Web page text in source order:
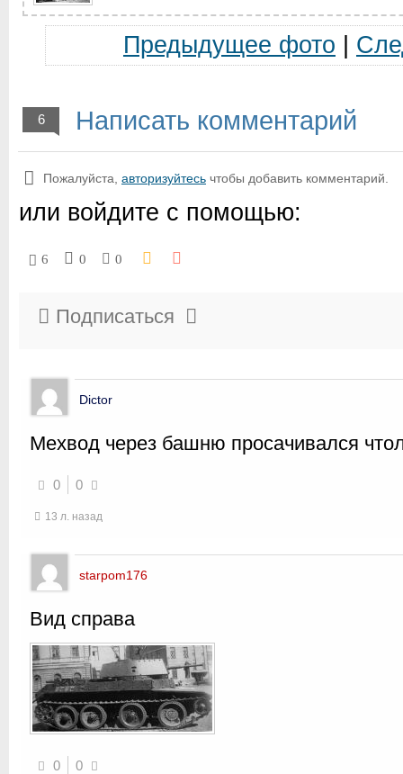
Предыдущее фото
6 Написать комментарий
Пожалуйста, авторизуйтесь чтобы добавить комментарий.
или войдите с помощью:
6 0 0
Подписаться
Dictor
Мехвод через башню просачивался
0 0
13 л. назад
starpom176
Вид справа
0 0